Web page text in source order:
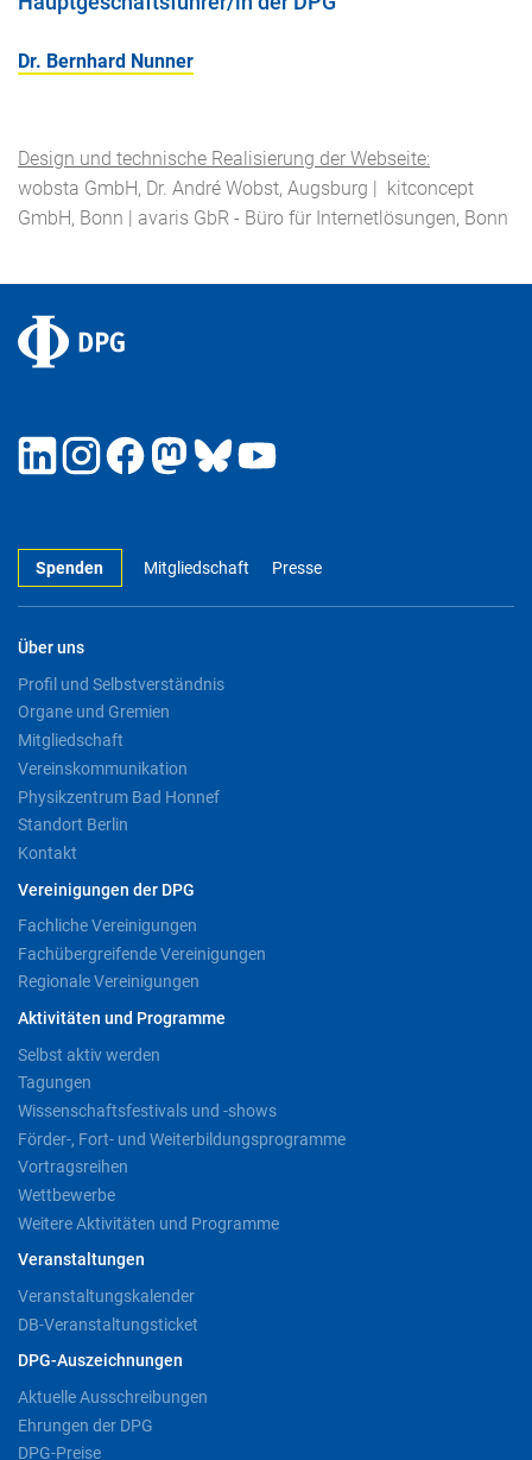
Dr. Bernhard Nunner
Design und technische Realisierung der Webseite:
wobsta GmbH, Dr. André Wobst, Augsburg | kitconcept
GmbH, Bonn | avaris GbR - Büro für Internetlösungen, Bonn
Spenden Mitgliedschaft Presse
Über uns
Profil und Selbstverständnis
Organe und Gremien
Mitgliedschaft
Vereinskommunikation
Physikzentrum Bad Honnef
Standort Berlin
Kontakt
Vereinigungen der DPG
Fachliche Vereinigungen
Fachübergreifende Vereinigungen
Regionale Vereinigungen
Aktivitäten und Programme
Selbst aktiv werden
Tagungen
Wissenschaftsfestivals und -shows
Förder-, Fort- und Weiterbildungsprogramme
Vortragsreihen
Wettbewerbe
Weitere Aktivitäten und Programme
Veranstaltungen
Veranstaltungskalender
DB-Veranstaltungsticket
DPG-Auszeichnungen
Aktuelle Ausschreibungen
Ehrungen der DPG
DPG-Preise